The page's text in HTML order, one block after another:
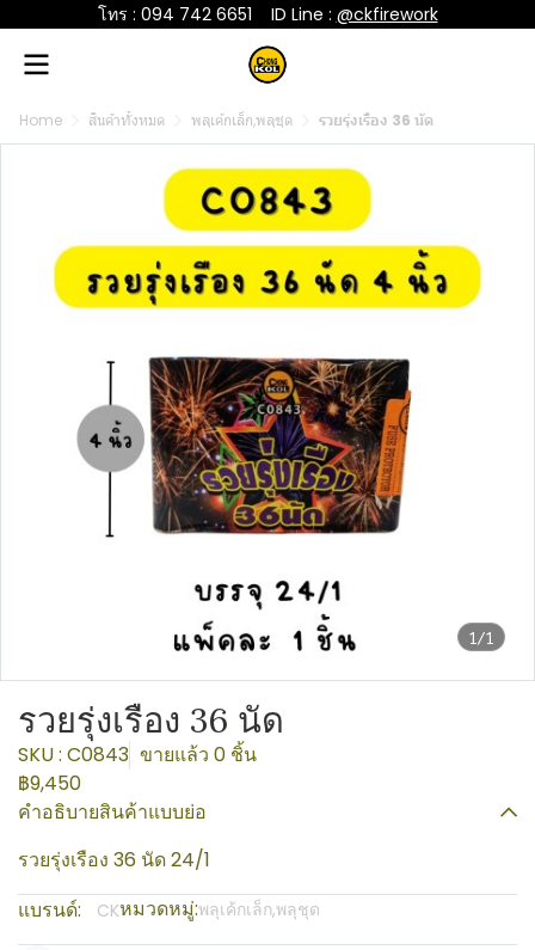
โทร : 094 742 6651 ID Line : @ckfirework
Home สินค้าทั้งหมด พลุเค้กเล็ก,พลุชุด รวยรุ่งเรือง 36 นัด
1/1
รวยรุ่งเรือง 36 นัด
SKU : C0843 ขายแล้ว 0 ชิ้น
฿9,450
คำอธิบายสินค้าแบบย่อ
รวยรุ่งเรือง 36 นัด 24/1
แบรนด์:
CKหมวดหมู่:พลุเค้กเล็ก,พลุชุด